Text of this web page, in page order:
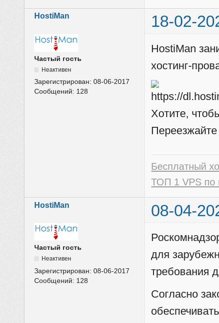
HostiMan 18-02-
Частый гость
Неактивен
Зарегистрирован:08-06-2017
Сообщений: 128
HostiMan
хостинг-
Хотите,
Бесплатный
ТОП 1 VPS по
HostiMan 08-04-
Частый гость
Неактивен
Зарегистрирован:08-06-2017
Сообщений: 128
для
требования
Согласно